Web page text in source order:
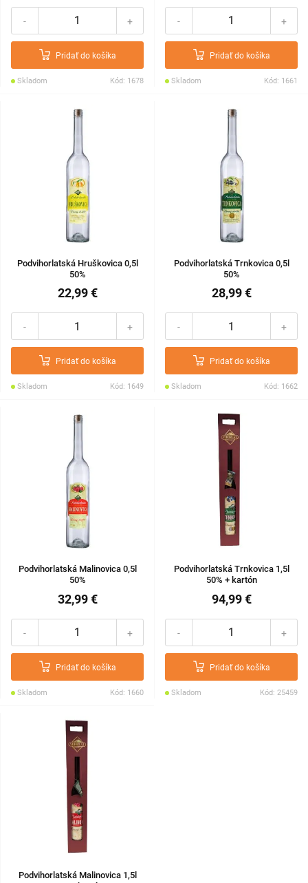
- +
Pridať do košíka
Skladom Kód: 1678
- +
Pridať do košíka
Skladom Kód: 1661
Podvihorlatská Hruškovica 0,5l
50%
22,99 €
- +
Pridať do košíka
Skladom Kód: 1649
Podvihorlatská Trnkovica 0,5l
50%
28,99 €
- +
Pridať do košíka
Skladom Kód: 1662
Podvihorlatská Malinovica 0,5l
50%
32,99 €
- +
Pridať do košíka
Skladom Kód: 1660
Podvihorlatská Trnkovica 1,5l
50% + kartón
94,99 €
- +
Pridať do košíka
Skladom Kód: 25459
Podvihorlatská Malinovica 1,5l